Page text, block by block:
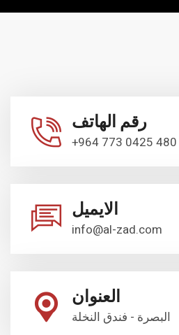
رقم الهاتف
+964 773 0425 480
الايميل
info@al-zad.com
العنوان
البصرة - فندق النخلة